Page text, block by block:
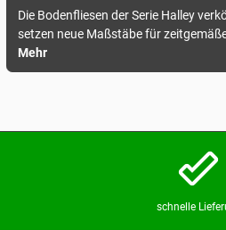
Die Bodenfliesen der Serie Halley
setzen neue Maßstäbe für
Mehr
schnelle